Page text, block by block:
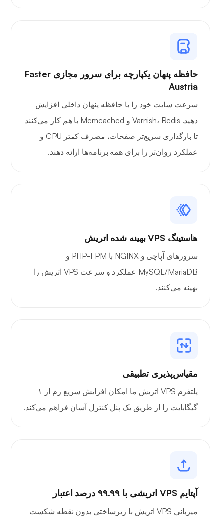
حافظه پنهان یکپارچه برای سرور مجازی Faster
Austria
سرعت سایت خود را با حافظه پنهان داخلی افزایش
دهید. Varnish، Redis و Memcached با هم کار می‌کنند
تا بارگذاری سریع‌تر صفحات، مصرف کمتر CPU و
عملکرد روان‌تر را برای همه برنامه‌ها ارائه دهند.
هاستینگ VPS بهینه شده اتریش
سرورهای آپاچی و NGINX با PHP-FPM و
MySQL/MariaDB عملکرد و سرعت VPS اتریش را
بهینه می‌کنند.
مقیاس‌پذیری تطبیقی
پلتفرم VPS اتریش ما امکان افزایش سریع رم از ۱
گیگابایت را از طریق یک پنل کنترل آسان فراهم می‌کند.
آپتایم VPS اتریشی با ۹۹.۹۹ درصد اعتبار
میزبانی VPS اتریش با زیرساختی بدون نقطه شکست